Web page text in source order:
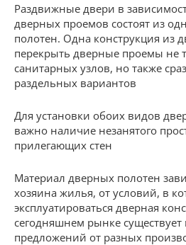
Раздвижные двери в
дверных проемов состоят из
полотен. Одна конструкция из
перекрыть дверные проемы не
санитарных узлов, но также
раздельных вариантов
Для установки обоих видов
важно наличие незанятого
прилегающих стен
Материал дверных полотен
хозяина жилья, от условий, в
эксплуатироваться дверная
сегодняшнем рынке
предложений от разных